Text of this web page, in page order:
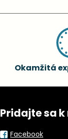
Okamžitá
Pridajte sa
Facebook